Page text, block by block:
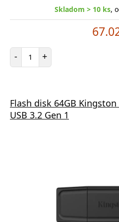
Skladom > 10 ks,
- Počet položiek
+
Flash disk 64GB
USB 3.2 Gen 1